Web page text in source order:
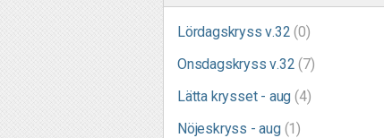
Lördagskryss v.32(0)
Onsdagskryss v.32(7)
Lätta krysset - aug(4)
Nöjeskryss - aug (1)